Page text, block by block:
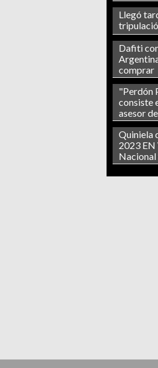
Llegó
Dafiti
comprar
"Perdón
consiste
asesor
Quiniela
2023 EN